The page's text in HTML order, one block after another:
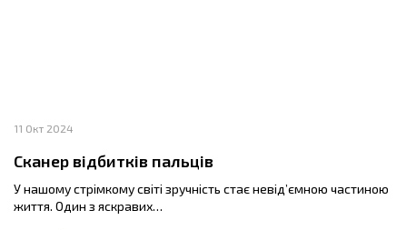
11 Окт 2024
Сканер відбитків пальців
У нашому стрімкому світі зручність стає невід’ємною частиною
життя. Один з яскравих…